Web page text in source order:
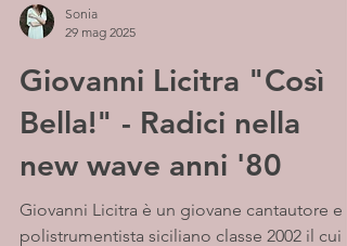
Sonia
29 mag 2025
Giovanni Licitra "Così
Bella!" - Radici nella
new wave anni '80
Giovanni Licitra è un giovane cantautore e
polistrumentista siciliano classe 2002 il cui